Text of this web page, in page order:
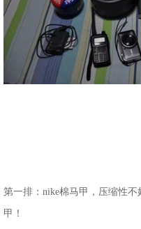
第一排：nike棉马甲，压缩性
甲！